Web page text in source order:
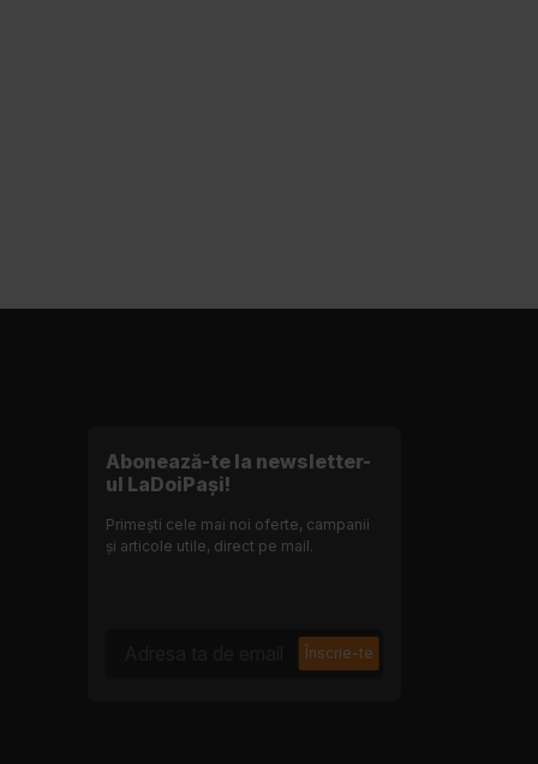
Abonează-te la newsletter-
ul LaDoiPași!
Primești cele mai noi oferte, campanii
și articole utile, direct pe mail.
Înscrie-te